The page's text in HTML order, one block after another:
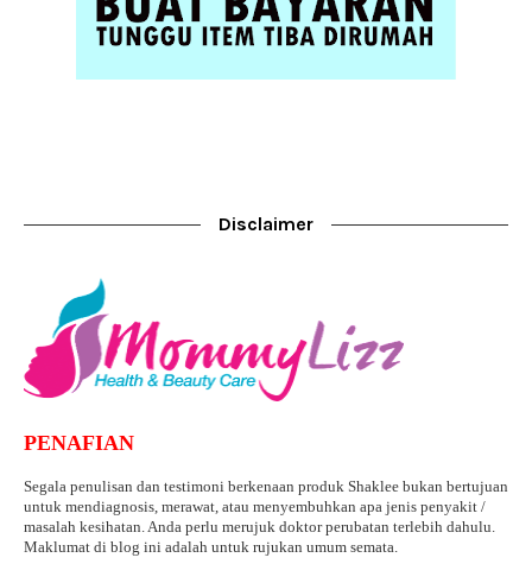
Disclaimer
PENAFIAN
Segala penulisan dan testimoni berkenaan produk Shaklee bukan bertujuan
untuk mendiagnosis, merawat, atau menyembuhkan apa jenis penyakit /
masalah kesihatan. Anda perlu merujuk doktor perubatan terlebih dahulu.
Maklumat di blog ini adalah untuk rujukan umum semata.